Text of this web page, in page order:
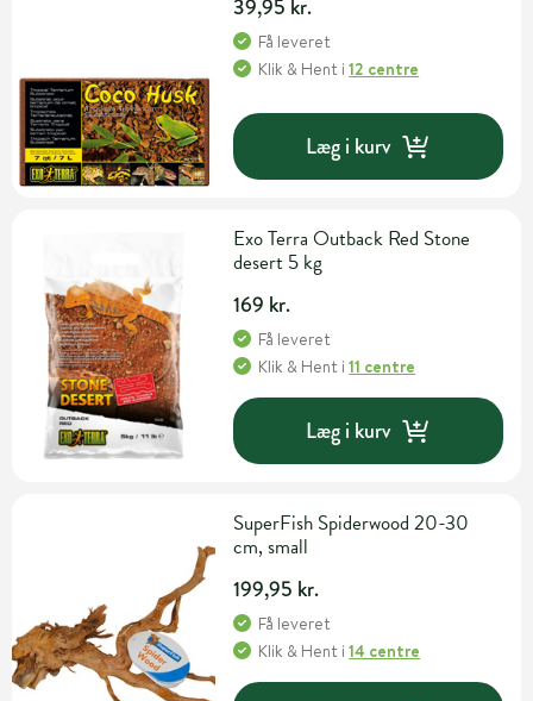
39,95 kr.
Få leveret
Klik & Hent i12 centre
Læg i kurv
Exo Terra Outback Red Stone
desert 5 kg
169 kr.
Få leveret
Klik & Hent i11 centre
Læg i kurv
SuperFish Spiderwood 20-30
cm, small
199,95 kr.
Få leveret
Klik & Hent i14 centre